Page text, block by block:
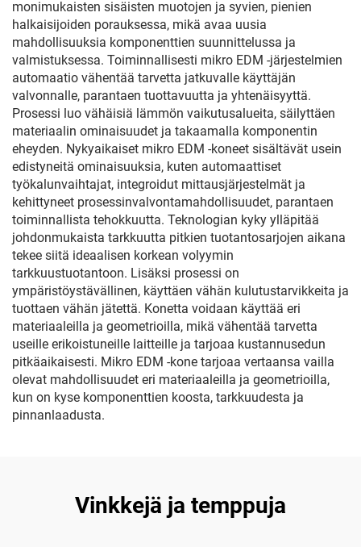
monimukaisten sisäisten muotojen ja syvien, pienien
halkaisijoiden porauksessa, mikä avaa uusia
mahdollisuuksia komponenttien suunnittelussa ja
valmistuksessa. Toiminnallisesti mikro EDM -järjestelmien
automaatio vähentää tarvetta jatkuvalle käyttäjän
valvonnalle, parantaen tuottavuutta ja yhtenäisyyttä.
Prosessi luo vähäisiä lämmön vaikutusalueita, säilyttäen
materiaalin ominaisuudet ja takaamalla komponentin
eheyden. Nykyaikaiset mikro EDM -koneet sisältävät usein
edistyneitä ominaisuuksia, kuten automaattiset
työkalunvaihtajat, integroidut mittausjärjestelmät ja
kehittyneet prosessinvalvontamahdollisuudet, parantaen
toiminnallista tehokkuutta. Teknologian kyky ylläpitää
johdonmukaista tarkkuutta pitkien tuotantosarjojen aikana
tekee siitä ideaalisen korkean volyymin
tarkkuustuotantoon. Lisäksi prosessi on
ympäristöystävällinen, käyttäen vähän kulutustarvikkeita ja
tuottaen vähän jätettä. Konetta voidaan käyttää eri
materiaaleilla ja geometrioilla, mikä vähentää tarvetta
useille erikoistuneille laitteille ja tarjoaa kustannusedun
pitkäaikaisesti. Mikro EDM -kone tarjoaa vertaansa vailla
olevat mahdollisuudet eri materiaaleilla ja geometrioilla,
kun on kyse komponenttien koosta, tarkkuudesta ja
pinnanlaadusta.
Vinkkejä ja temppuja